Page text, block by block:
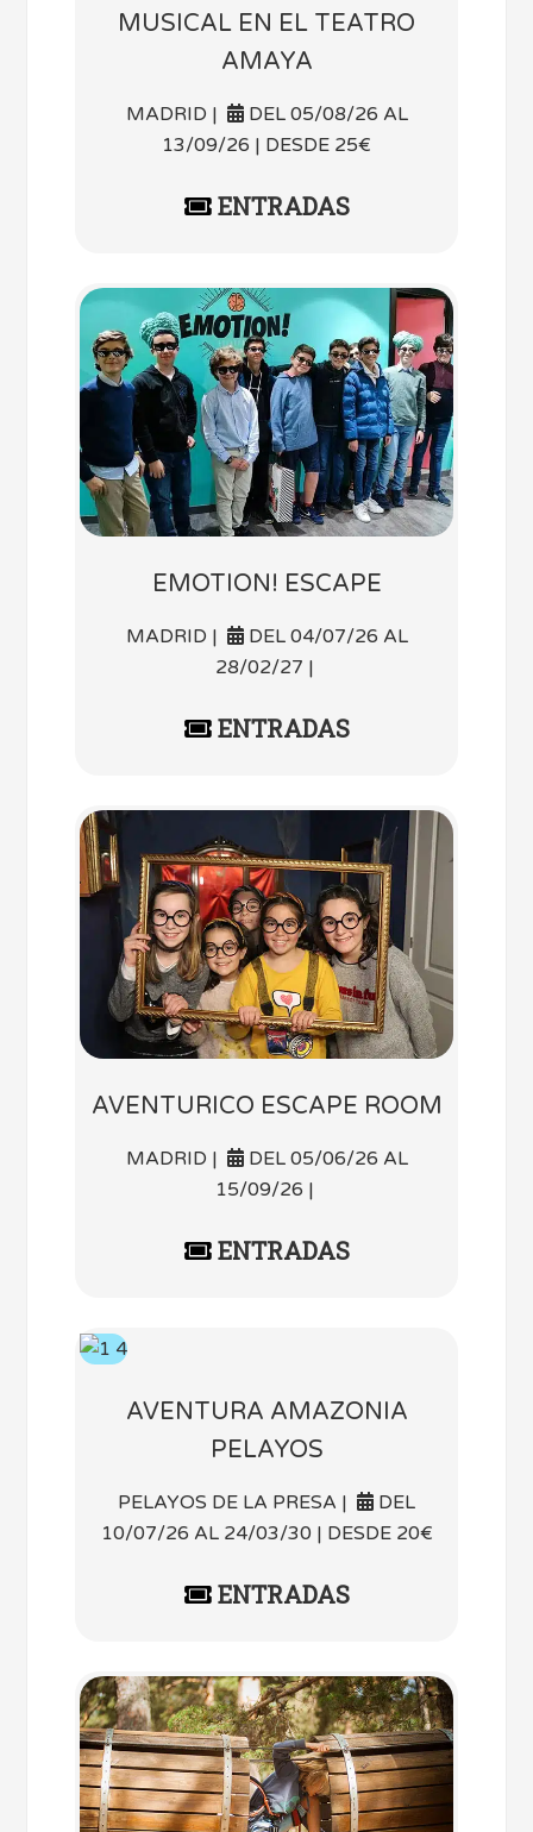
MUSICAL EN EL TEATRO
AMAYA
MADRID |
DEL 05/08/26 AL
13/09/26 | DESDE 25€
ENTRADAS
EMOTION! ESCAPE
MADRID |
DEL 04/07/26 AL
28/02/27 |
ENTRADAS
AVENTURICO ESCAPE ROOM
MADRID |
DEL 05/06/26 AL
15/09/26 |
ENTRADAS
AVENTURA AMAZONIA
PELAYOS
PELAYOS DE LA PRESA |
DEL
10/07/26 AL 24/03/30 | DESDE 20€
ENTRADAS